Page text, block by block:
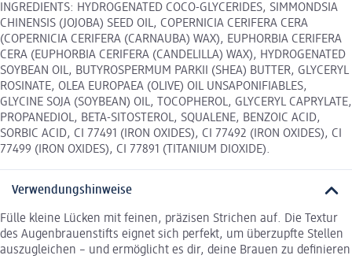
INGREDIENTS: HYDROGENATED COCO-GLYCERIDES, SIMMONDSIA
CHINENSIS (JOJOBA) SEED OIL, COPERNICIA CERIFERA CERA
(COPERNICIA CERIFERA (CARNAUBA) WAX), EUPHORBIA CERIFERA
CERA (EUPHORBIA CERIFERA (CANDELILLA) WAX), HYDROGENATED
SOYBEAN OIL, BUTYROSPERMUM PARKII (SHEA) BUTTER, GLYCERYL
ROSINATE, OLEA EUROPAEA (OLIVE) OIL UNSAPONIFIABLES,
GLYCINE SOJA (SOYBEAN) OIL, TOCOPHEROL, GLYCERYL CAPRYLATE,
PROPANEDIOL, BETA-SITOSTEROL, SQUALENE, BENZOIC ACID,
SORBIC ACID, CI 77491 (IRON OXIDES), CI 77492 (IRON OXIDES), CI
77499 (IRON OXIDES), CI 77891 (TITANIUM DIOXIDE).
Verwendungshinweise
Fülle kleine Lücken mit feinen, präzisen Strichen auf. Die Textur
des Augenbrauenstifts eignet sich perfekt, um überzupfte Stellen
auszugleichen – und ermöglicht es dir, deine Brauen zu definieren